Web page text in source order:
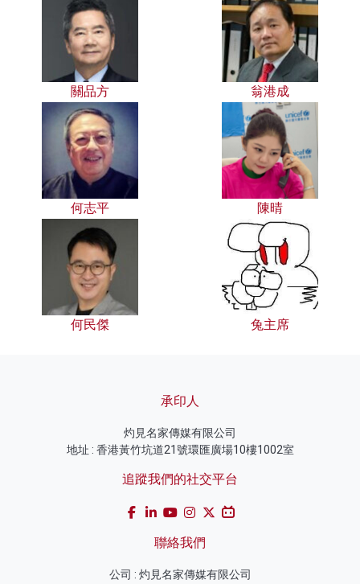
關品方 翁港成
何志平 陳晴
何民傑 兔主席
承印人
灼見名家傳媒有限公司
地址 : 香港黃竹坑道21號環匯廣場10樓1002室
追蹤我們的社交平台
聯絡我們
公司 : 灼見名家傳媒有限公司